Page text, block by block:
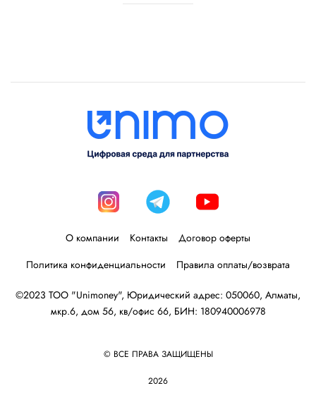
О компании Контакты
Договор оферты
Политика конфиденциальности
Правила оплаты/возврата
©2023 ТОО "Unimoney", Юридический адрес: 050060, Алматы,
мкр.6, дом 56, кв/офис 66, БИН: 180940006978
© ВСЕ ПРАВА ЗАЩИЩЕНЫ
2026